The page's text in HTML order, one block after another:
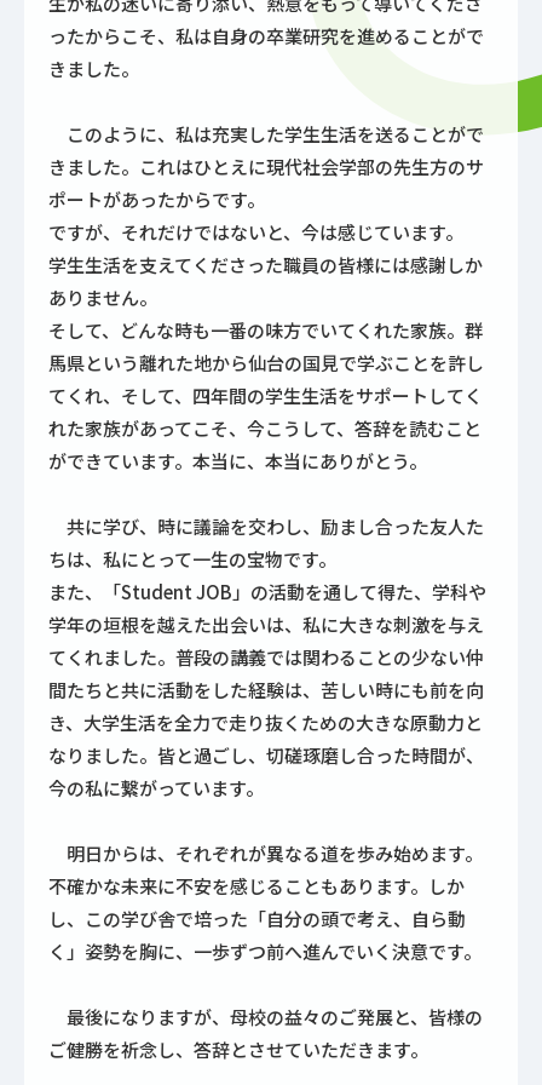
ったからこそ、私は自身の卒業研究を進めることがで
きました。
このように、私は充実した学生生活を送ることがで
きました。これはひとえに現代社会学部の先生方のサ
ポートがあったからです。
ですが、それだけではないと、今は感じています。
学生生活を支えてくださった職員の皆様には感謝しか
ありません。
そして、どんな時も一番の味方でいてくれた家族。群
馬県という離れた地から仙台の国見で学ぶことを許し
てくれ、そして、四年間の学生生活をサポートしてく
れた家族があってこそ、今こうして、答辞を読むこと
ができています。本当に、本当にありがとう。
共に学び、時に議論を交わし、励まし合った友人た
ちは、私にとって一生の宝物です。
また、「Student JOB」の活動を通して得た、学科や
学年の垣根を越えた出会いは、私に大きな刺激を与え
てくれました。普段の講義では関わることの少ない仲
間たちと共に活動をした経験は、苦しい時にも前を向
き、大学生活を全力で走り抜くための大きな原動力と
なりました。皆と過ごし、切磋琢磨し合った時間が、
今の私に繋がっています。
明日からは、それぞれが異なる道を歩み始めます。
不確かな未来に不安を感じることもあります。しか
し、この学び舎で培った「自分の頭で考え、自ら動
く」姿勢を胸に、一歩ずつ前へ進んでいく決意です。
最後になりますが、母校の益々のご発展と、皆様の
ご健勝を祈念し、答辞とさせていただきます。